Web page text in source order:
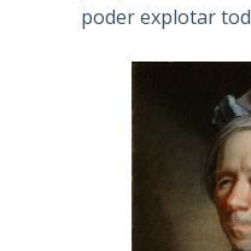
poder explotar